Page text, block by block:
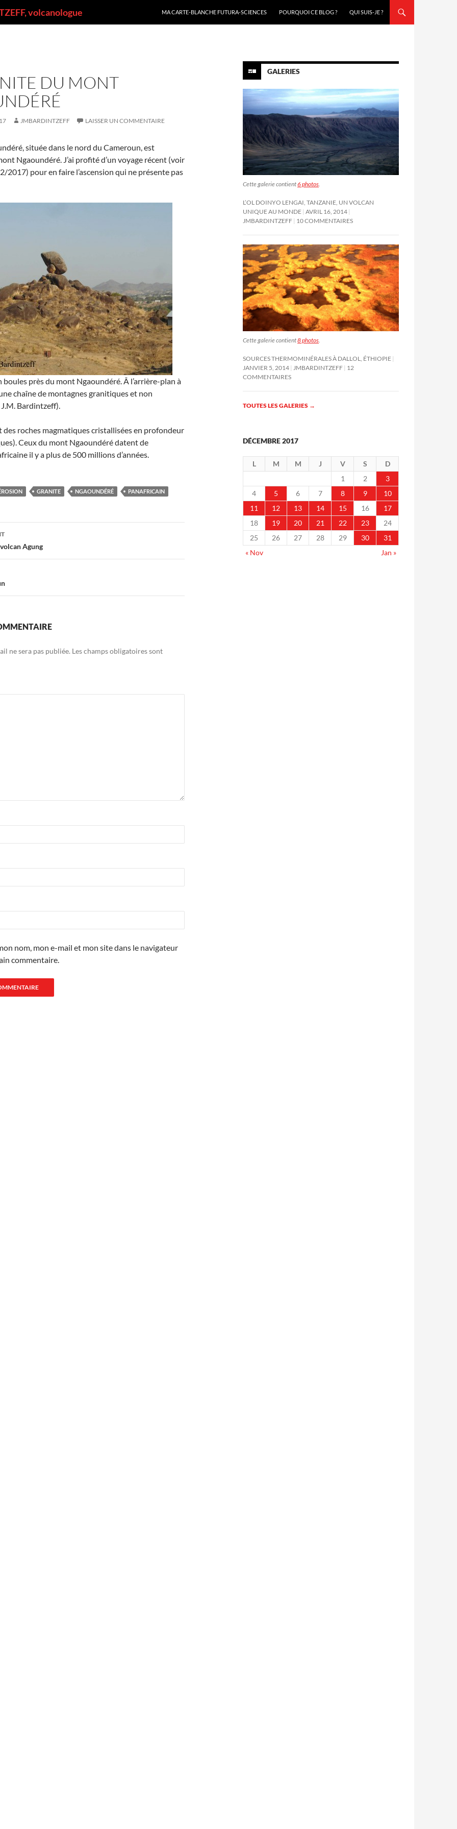
volcanologue
MA CARTE-BLANCHE FUTURA-SCIENCES
POURQUOI CE BLOG ? QUI SUIS-JE ?
DU MONT
JMBARDINTZEFF LAISSER UN COMMENTAIRE
située dans le nord du Cameroun, est
Ngaoundéré. J’ai profité d’un voyage récent (voir
2017) pour en faire l’ascension qui ne présente pas
boules près du mont Ngaoundéré. Â l’arrière-plan à
chaîne de montagnes granitiques et non
Bardintzeff).
des roches magmatiques cristallisées en profondeur
Ceux du mont Ngaoundéré datent de
il y a plus de 500 millions d’années.
GRANITE NGAOUNDÉRÉ PANAFRICAIN
Agung
ne sera pas publiée. Les champs obligatoires sont
nom, mon e-mail et mon site dans le navigateur
commentaire.
GALERIES
Cette galerie contient6 photos.
L’OL DOINYO LENGAI, TANZANIE, UN VOLCAN
UNIQUE AU MONDE AVRIL 16, 2014
JMBARDINTZEFF 10 COMMENTAIRES
Cette galerie contient8 photos
SOURCES THERMOMINÉRALES À DALLOL, ÉTHIOPIE
JANVIER 5, 2014
JMBARDINTZEFF 12
COMMENTAIRES
TOUTES LES GALERIES →
DÉCEMBRE 2017
L M M J V S
D
1
2
3
4
5 6 7 8 9
10
11
12 13 14 15 16
17
18
19 20 21 22 23
24
25
26 27 28 29 30
31
« Nov
Jan »